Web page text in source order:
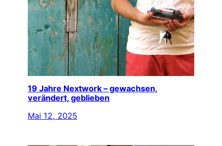
19 Jahre Nextwork – gewachsen,
verändert, geblieben
Mai 12, 2025